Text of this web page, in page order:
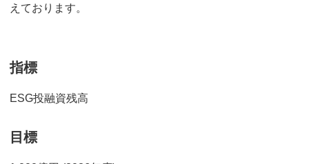
えております。
指標
ESG投融資残高
目標